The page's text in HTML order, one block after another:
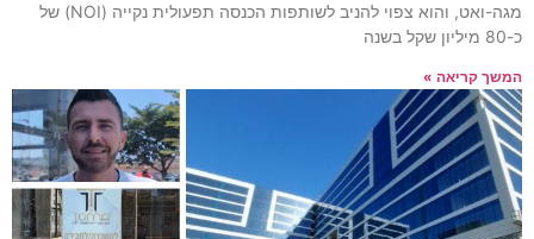
מגה-ואט, והוא צפוי להניב לשותפות הכנסה תפעולית נקייה (NOI) של
כ-80 מיליון שקל בשנה
המשך קריאה »